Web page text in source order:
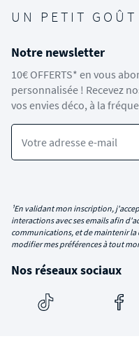
UN PETIT
Notre newsletter
10€ OFFERTS* en vous
personnalisée ! Recevez
vos envies déco, à la
Votre adresse e-mail
¹En validant mon inscription,
interactions avec ses emails afin
communications, et de maintenir
modifier mes préférences à tout
Nos réseaux sociaux